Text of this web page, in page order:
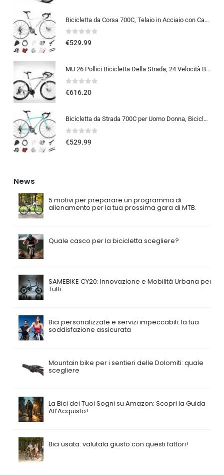
Bicicletta da Corsa 700C, Telaio in Acciaio con Cambio a 24/27/30 Marce, Bicicletta da Strada per Uomo Donna, Bici da Stra…
0out of 5
€529.99
MU 26 Pollici Bicicletta Della Strada, 24 Velocità Bici, Doppio Disco Freno, Acciaio Al Carbonio Telaio, Strada Biciclette…
0out of 5
€616.20
Bicicletta da Strada 700C per Uomo Donna, Bicicletta da Corsa con Freno a Disco 24/27/30 velocità, Telaio in Acciaio ad Al…
0out of 5
€529.99
News
5 motivi per preparare un programma di
allenamento per la tua prossima gara di MTB.
Quale casco per la bicicletta scegliere?
SAMEBIKE CY20: Innovazione e Mobilità Urbana per
Tutti
Bici personalizzate e servizi impeccabili: la tua
soddisfazione assicurata
Mountain bike per i sentieri delle Dolomiti: quale
scegliere
La Bici dei Tuoi Sogni su Amazon: Scopri la Guida
All’Acquisto!
Bici usata: valutala giusto con questi fattori!